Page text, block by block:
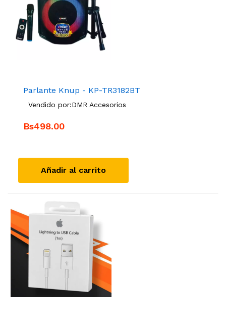
Parlante Knup - KP-TR3182BT
Vendido por:DMR Accesorios
Bs498.00
Añadir al carrito